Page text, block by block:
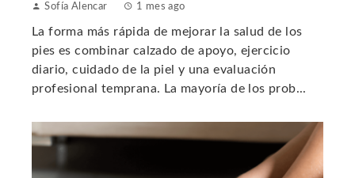
Sofía Alencar 1 mes ago
La forma más rápida de mejorar la salud de los
pies es combinar calzado de apoyo, ejercicio
diario, cuidado de la piel y una evaluación
profesional temprana. La mayoría de los prob...